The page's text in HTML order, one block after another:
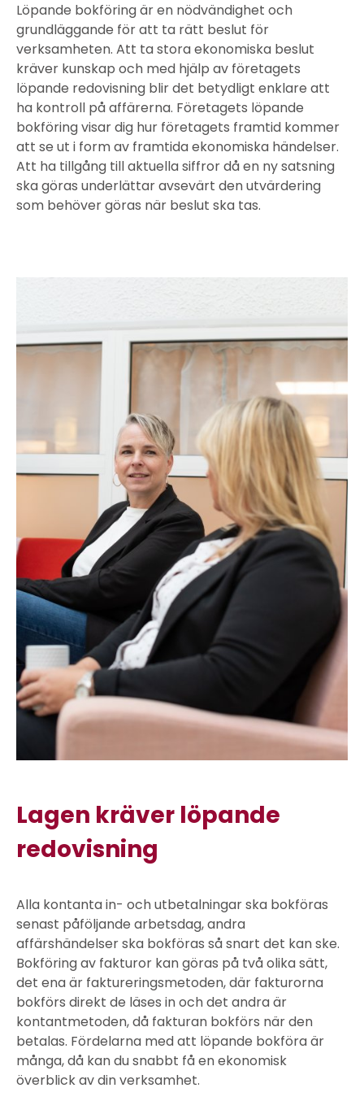
Löpande bokföring är en nödvändighet och
grundläggande för att ta rätt beslut för
verksamheten. Att ta stora ekonomiska beslut
kräver kunskap och med hjälp av företagets
löpande redovisning blir det betydligt enklare att
ha kontroll på affärerna. Företagets löpande
bokföring visar dig hur företagets framtid kommer
att se ut i form av framtida ekonomiska händelser.
Att ha tillgång till aktuella siffror då en ny satsning
ska göras underlättar avsevärt den utvärdering
som behöver göras när beslut ska tas.
Lagen kräver löpande
redovisning
Alla kontanta in- och utbetalningar ska bokföras
senast påföljande arbetsdag, andra
affärshändelser ska bokföras så snart det kan ske.
Bokföring av fakturor kan göras på två olika sätt,
det ena är faktureringsmetoden, där fakturorna
bokförs direkt de läses in och det andra är
kontantmetoden, då fakturan bokförs när den
betalas. Fördelarna med att löpande bokföra är
många, då kan du snabbt få en ekonomisk
överblick av din verksamhet.